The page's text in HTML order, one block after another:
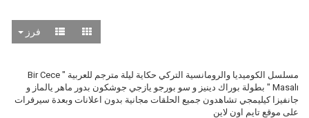
فرز
مسلسل الكوميديا والرومانسية التركي حكاية ليلة مترجم للعربية " Bir Cece
Masalı " بطولة بوراك دينيز و سو بورجو يازجي جوشكون بدور ماهر يالماز و
جانفيزا كيليمجي تشاهدون جميع الحلقات مجانية بدون اعلانات وبعدة سيرفرات
على موقع تايم اون لاين